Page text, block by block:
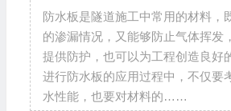
防水板是隧道施工中常用的材料，
的渗漏情况，又能够防止气体挥发
提供防护，也可以为工程创造良好
进行防水板的应用过程中，不仅要
水性能，也要对材料的……